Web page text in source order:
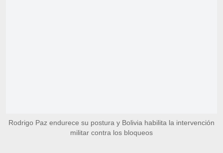
Rodrigo Paz endurece su postura y Bolivia habilita la intervención
militar contra los bloqueos